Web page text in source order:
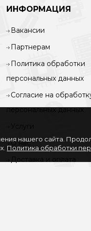
ИНФОРМАЦИЯ
Вакансии
Партнерам
Политика обработки
персональных данных
Согласие на
персональных данных
Услуги
О нас
Доставка и оплата
нашего сайта.
Политика обработки